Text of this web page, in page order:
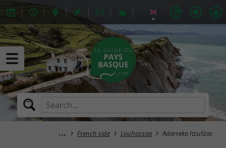
French side Louhossoa Adarreko Itzulizia